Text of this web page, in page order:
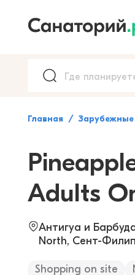
Главная
Adults
Антигуа и
North, Сент-
Shopping on site